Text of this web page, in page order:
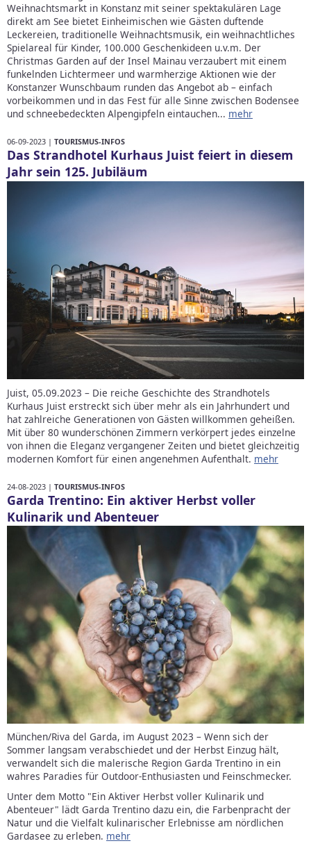
Weihnachtsmarkt in Konstanz mit seiner spektakulären Lage
direkt am See bietet Einheimischen wie Gästen duftende
Leckereien, traditionelle Weihnachtsmusik, ein weihnachtliches
Spielareal für Kinder, 100.000 Geschenkideen u.v.m. Der
Christmas Garden auf der Insel Mainau verzaubert mit einem
funkelnden Lichtermeer und warmherzige Aktionen wie der
Konstanzer Wunschbaum runden das Angebot ab – einfach
vorbeikommen und in das Fest für alle Sinne zwischen Bodensee
und schneebedeckten Alpengipfeln eintauchen... mehr
06-09-2023 | TOURISMUS-INFOS
Das Strandhotel Kurhaus Juist feiert in diesem
Jahr sein 125. Jubiläum
Juist, 05.09.2023 – Die reiche Geschichte des Strandhotels
Kurhaus Juist erstreckt sich über mehr als ein Jahrhundert und
hat zahlreiche Generationen von Gästen willkommen geheißen.
Mit über 80 wunderschönen Zimmern verkörpert jedes einzelne
von ihnen die Eleganz vergangener Zeiten und bietet gleichzeitig
modernen Komfort für einen angenehmen Aufenthalt. mehr
24-08-2023 | TOURISMUS-INFOS
Garda Trentino: Ein aktiver Herbst voller
Kulinarik und Abenteuer
München/Riva del Garda, im August 2023 – Wenn sich der
Sommer langsam verabschiedet und der Herbst Einzug hält,
verwandelt sich die malerische Region Garda Trentino in ein
wahres Paradies für Outdoor-Enthusiasten und Feinschmecker.
Unter dem Motto "Ein Aktiver Herbst voller Kulinarik und
Abenteuer" lädt Garda Trentino dazu ein, die Farbenpracht der
Natur und die Vielfalt kulinarischer Erlebnisse am nördlichen
Gardasee zu erleben. mehr